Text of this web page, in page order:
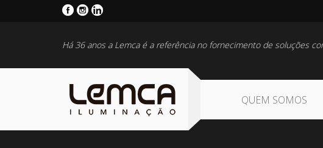
Há 36 anos a Lemca é a referência no fornecimento de soluções
QUEM SOMOS